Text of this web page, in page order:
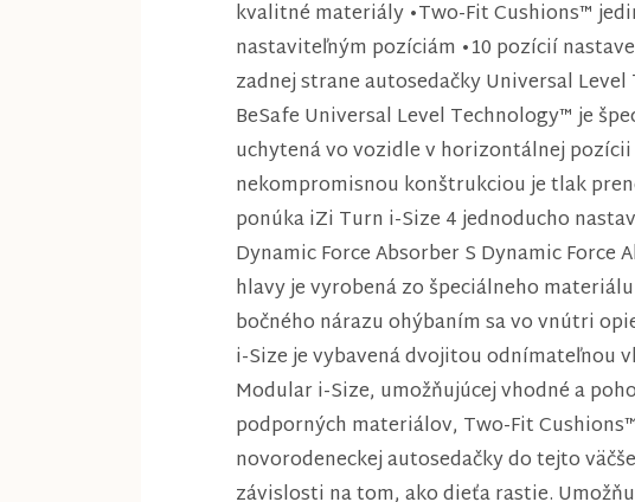
kvalitné materiály •Two-Fit Cushions™
nastaviteľným pozíciám •10 pozícií
zadnej strane autosedačky Universal
BeSafe Universal Level Technology™ je
uchytená vo vozidle v horizontálnej
nekompromisnou konštrukciou je tlak
ponúka iZi Turn i-Size 4 jednoducho
Dynamic Force Absorber S Dynamic
hlavy je vyrobená zo špeciálneho
bočného nárazu ohýbaním sa vo vnútri
i-Size je vybavená dvojitou odnímateľnou
Modular i-Size, umožňujúcej vhodné a
podporných materiálov, Two-Fit
novorodeneckej autosedačky do tejto